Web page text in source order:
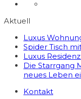
Aktuell
Luxus
Spider Tisch
Luxus
Die Starrgang
neues Leben
Kontakt